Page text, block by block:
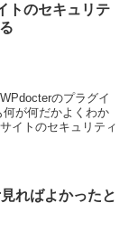
トのセキュリテ
のプラグイ
が何だかよくわか
イトのセキュリティ
ればよかったと